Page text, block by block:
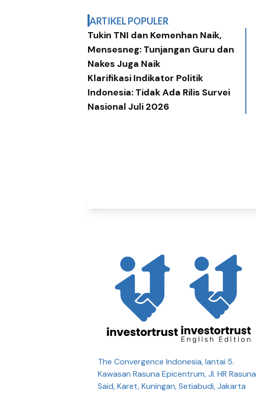
ARTIKEL POPULER
Tukin TNI dan Kemenhan Naik,
Mensesneg: Tunjangan Guru dan
Nakes Juga Naik
Klarifikasi Indikator Politik
Indonesia: Tidak Ada Rilis Survei
Nasional Juli 2026
The Convergence Indonesia, lantai 5.
Kawasan Rasuna Epicentrum, Jl. HR Rasuna
Said, Karet, Kuningan, Setiabudi, Jakarta